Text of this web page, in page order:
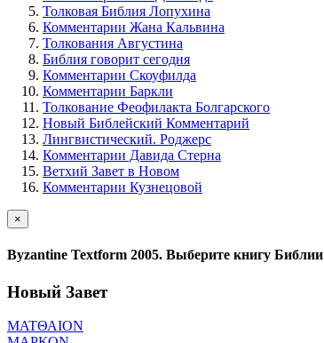
Толковая Библия Лопухина
Комментарии Жана Кальвина
Толкования Августина
Библия говорит сегодня
Комментарии Скоуфилда
Комментарии Баркли
Толкование Феофилакта Болгарского
Новый Библейский Комментарий
Лингвистический. Роджерс
Комментарии Давида Стерна
Ветхий Завет в Новом
Комментарии Кузнецовой
×
Byzantine Textform 2005. Выберите книгу Библии
Новый Завет
ΜΑΤΘΑΙΟΝ